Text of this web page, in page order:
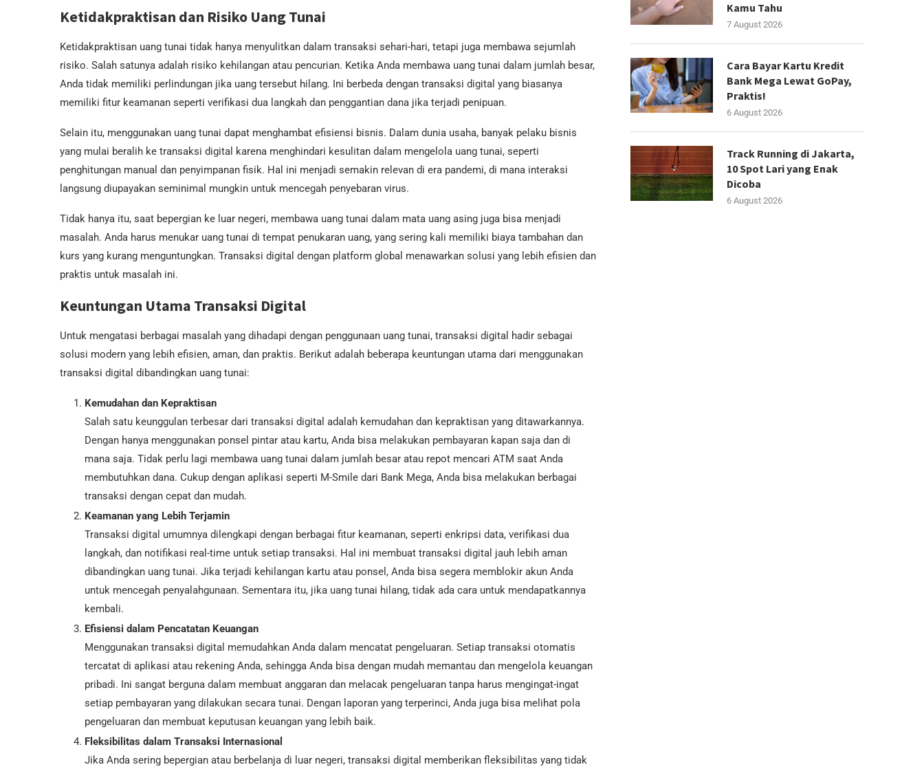
Ketidakpraktisan dan Risiko Uang Tunai
Ketidakpraktisan uang tunai tidak hanya menyulitkan dalam transaksi sehari-hari, tetapi juga membawa sejumlah
risiko. Salah satunya adalah risiko kehilangan atau pencurian. Ketika Anda membawa uang tunai dalam jumlah besar,
Anda tidak memiliki perlindungan jika uang tersebut hilang. Ini berbeda dengan transaksi digital yang biasanya
memiliki fitur keamanan seperti verifikasi dua langkah dan penggantian dana jika terjadi penipuan.
Selain itu, menggunakan uang tunai dapat menghambat efisiensi bisnis. Dalam dunia usaha, banyak pelaku bisnis
yang mulai beralih ke transaksi digital karena menghindari kesulitan dalam mengelola uang tunai, seperti
penghitungan manual dan penyimpanan fisik. Hal ini menjadi semakin relevan di era pandemi, di mana interaksi
langsung diupayakan seminimal mungkin untuk mencegah penyebaran virus.
Tidak hanya itu, saat bepergian ke luar negeri, membawa uang tunai dalam mata uang asing juga bisa menjadi
masalah. Anda harus menukar uang tunai di tempat penukaran uang, yang sering kali memiliki biaya tambahan dan
kurs yang kurang menguntungkan. Transaksi digital dengan platform global menawarkan solusi yang lebih efisien dan
praktis untuk masalah ini.
Keuntungan Utama Transaksi Digital
Untuk mengatasi berbagai masalah yang dihadapi dengan penggunaan uang tunai, transaksi digital hadir sebagai
solusi modern yang lebih efisien, aman, dan praktis. Berikut adalah beberapa keuntungan utama dari menggunakan
transaksi digital dibandingkan uang tunai:
Kemudahan dan Kepraktisan
Salah satu keunggulan terbesar dari transaksi digital adalah kemudahan dan kepraktisan yang ditawarkannya.
Dengan hanya menggunakan ponsel pintar atau kartu, Anda bisa melakukan pembayaran kapan saja dan di
mana saja. Tidak perlu lagi membawa uang tunai dalam jumlah besar atau repot mencari ATM saat Anda
membutuhkan dana. Cukup dengan aplikasi seperti M-Smile dari Bank Mega, Anda bisa melakukan berbagai
transaksi dengan cepat dan mudah.
Keamanan yang Lebih Terjamin
Transaksi digital umumnya dilengkapi dengan berbagai fitur keamanan, seperti enkripsi data, verifikasi dua
langkah, dan notifikasi real-time untuk setiap transaksi. Hal ini membuat transaksi digital jauh lebih aman
dibandingkan uang tunai. Jika terjadi kehilangan kartu atau ponsel, Anda bisa segera memblokir akun Anda
untuk mencegah penyalahgunaan. Sementara itu, jika uang tunai hilang, tidak ada cara untuk mendapatkannya
kembali.
Efisiensi dalam Pencatatan Keuangan
Menggunakan transaksi digital memudahkan Anda dalam mencatat pengeluaran. Setiap transaksi otomatis
tercatat di aplikasi atau rekening Anda, sehingga Anda bisa dengan mudah memantau dan mengelola keuangan
pribadi. Ini sangat berguna dalam membuat anggaran dan melacak pengeluaran tanpa harus mengingat-ingat
setiap pembayaran yang dilakukan secara tunai. Dengan laporan yang terperinci, Anda juga bisa melihat pola
pengeluaran dan membuat keputusan keuangan yang lebih baik.
Fleksibilitas dalam Transaksi Internasional
Jika Anda sering bepergian atau berbelanja di luar negeri, transaksi digital memberikan fleksibilitas yang tidak
Kamu Tahu
7 August 2026
Cara Bayar Kartu Kredit
Bank Mega Lewat GoPay,
Praktis!
6 August 2026
Track Running di Jakarta,
10 Spot Lari yang Enak
Dicoba
6 August 2026